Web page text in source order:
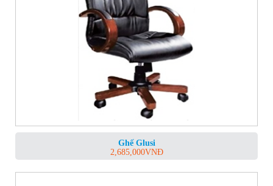
Ghế Glusi
2,685,000VNĐ